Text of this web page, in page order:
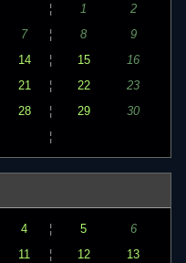
¦ 1
2
7 ¦ 8
9
14 ¦ 15
16
21 ¦ 22
23
28 ¦ 29
30
¦
4 ¦ 5
6
11 ¦ 12
13